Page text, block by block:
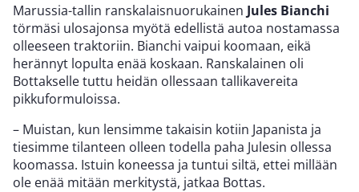
Marussia-tallin ranskalaisnuorukainen Jules Bianchi
törmäsi ulosajonsa myötä edellistä autoa nostamassa
olleeseen traktoriin. Bianchi vaipui koomaan, eikä
herännyt lopulta enää koskaan. Ranskalainen oli
Bottakselle tuttu heidän ollessaan tallikavereita
pikkuformuloissa.
– Muistan, kun lensimme takaisin kotiin Japanista ja
tiesimme tilanteen olleen todella paha Julesin ollessa
koomassa. Istuin koneessa ja tuntui siltä, ettei millään
ole enää mitään merkitystä, jatkaa Bottas.